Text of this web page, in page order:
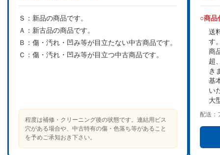
Ｓ： 新品の商品です。
Ａ： 新古品の商品です。
Ｂ： 傷・汚れ・凹み等が目立たない中古商品です。
Ｃ： 傷・汚れ・凹み等が目立つ中古商品です。
程度は補修・クリーニング後の状態です。連結用ビス
穴がある場合や、中古特有の傷・色落ち等があること
を予めご承知おき下さい。
○商品
送
す
商
超
き
基
い
大
配送：